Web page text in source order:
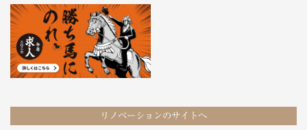
リノベーションのサイトへ